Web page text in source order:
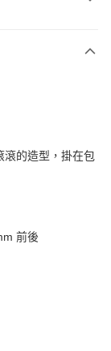
銀行
滾的造型，掛在包
前後